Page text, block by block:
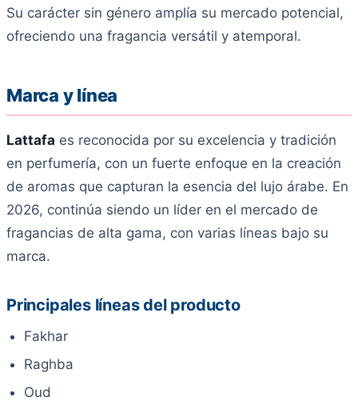
Su carácter sin género amplía su mercado potencial,
ofreciendo una fragancia versátil y atemporal.
Marca y línea
Lattafa es reconocida por su excelencia y tradición
en perfumería, con un fuerte enfoque en la creación
de aromas que capturan la esencia del lujo árabe. En
2026, continúa siendo un líder en el mercado de
fragancias de alta gama, con varias líneas bajo su
marca.
Principales líneas del producto
Fakhar
Raghba
Oud